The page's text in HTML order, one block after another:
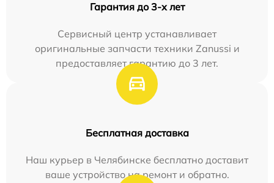
Гарантия до 3-х лет
Сервисный центр устанавливает
оригинальные запчасти техники Zanussi и
предоставляет гарантию до 3 лет.
Бесплатная доставка
Наш курьер в Челябинске бесплатно доставит
ваше устройство на ремонт и обратно.